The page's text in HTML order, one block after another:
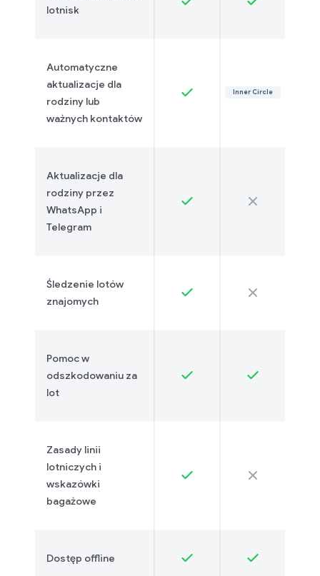
lotnisk
Automatyczne
aktualizacje dla
rodziny lub
ważnych kontaktów
Inner Circle
Aktualizacje dla
rodziny przez
WhatsApp i
Telegram
Śledzenie lotów
znajomych
Pomoc w
odszkodowaniu za
lot
Zasady linii
lotniczych i
wskazówki
bagażowe
Dostęp offline